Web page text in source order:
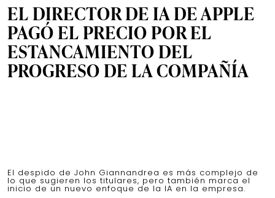
EL DIRECTOR DE IA DE APPLE
PAGÓ EL PRECIO POR EL
ESTANCAMIENTO DEL
PROGRESO DE LA COMPAÑÍA
El despido de John Giannandrea es más complejo de
lo que sugieren los titulares, pero también marca el
inicio de un nuevo enfoque de la IA en la empresa.